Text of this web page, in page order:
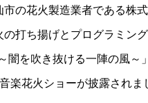
市の花火製造業者である株
打ち揚げとプログラミング
闇を吹き抜ける一陣の風～
楽花火ショーが披露されま